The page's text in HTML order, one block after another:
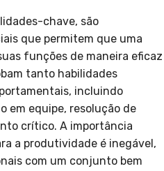
chave, são
que permitem que uma
funções de maneira eficaz
tanto habilidades
incluindo
em equipe, resolução de
crítico. A importância
a produtividade é inegável,
com um conjunto bem